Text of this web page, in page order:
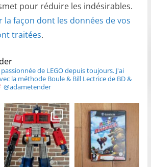
pour réduire les indésirables.
la façon dont les données de vos
traitées.
de LEGO depuis toujours.J'ai
la méthode Boule & Bill Lectrice de BD &
@adametender